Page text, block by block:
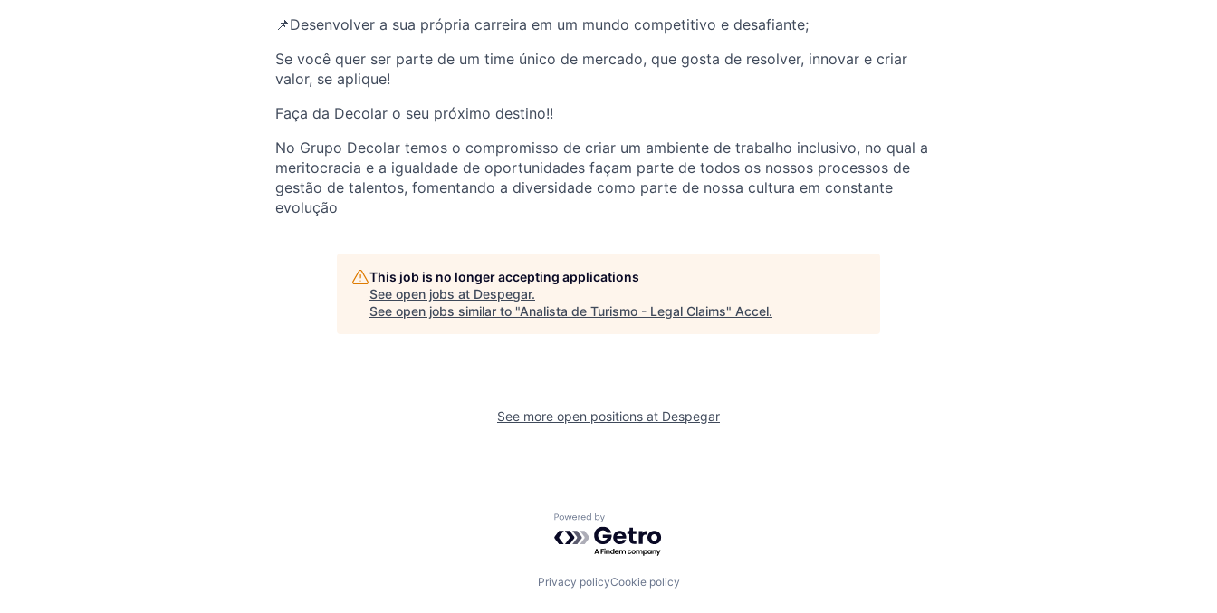
📌Desenvolver a sua própria carreira em um mundo competitivo e desafiante;
Se você quer ser parte de um time único de mercado, que gosta de resolver, innovar e criar
valor, se aplique!
Faça da Decolar o seu próximo destino!!
No Grupo Decolar temos o compromisso de criar um ambiente de trabalho inclusivo, no qual a
meritocracia e a igualdade de oportunidades façam parte de todos os nossos processos de
gestão de talentos, fomentando a diversidade como parte de nossa cultura em constante
evolução
This job is no longer accepting applications
See open jobs at Despegar.
See open jobs similar to "Analista de Turismo - Legal Claims" Accel.
See more open positions at Despegar
Powered by Getro.com
Privacy policyCookie policy